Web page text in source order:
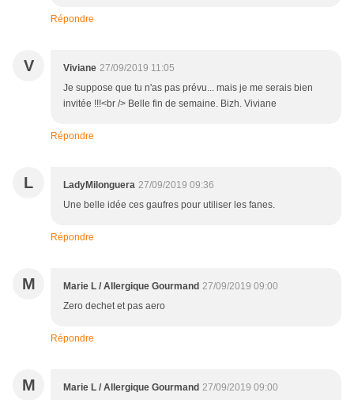
Répondre
V Viviane 27/09/2019 11:05
Je suppose que tu n'as pas prévu... mais je me serais bien
invitée !!!<br /> Belle fin de semaine. Bizh. Viviane
Répondre
L LadyMilonguera 27/09/2019 09:36
Une belle idée ces gaufres pour utiliser les fanes.
Répondre
M Marie L / Allergique Gourmand 27/09/2019 09:00
Zero dechet et pas aero
Répondre
M Marie L / Allergique Gourmand 27/09/2019 09:00